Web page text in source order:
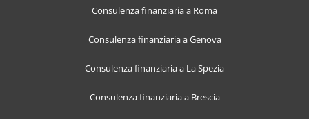
Consulenza finanziaria a Roma
Consulenza finanziaria a Genova
Consulenza finanziaria a La Spezia
Consulenza finanziaria a Brescia